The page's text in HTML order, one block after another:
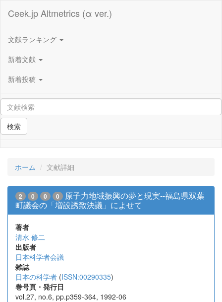
Ceek.jp Altmetrics (α ver.)
文献ランキング
新着文献
新着投稿
検索
ホーム 文献詳細
2 0 0 0
原子力地域振興の夢と現実--福島県双葉
町議会の「増設誘致決議」によせて
著者
清水 修二
出版者
日本科学者会議
雑誌
日本の科学者 (ISSN:00290335)
巻号頁・発行日
vol.27, no.6, pp.p359-364, 1992-06